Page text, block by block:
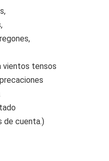
vientos tensos
de cuenta.)